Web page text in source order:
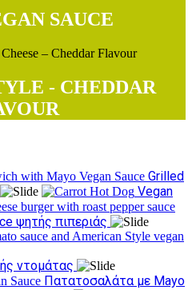
SAUCE
- CHEDDAR
Grilled
Vegan
ψητής πιπεριάς
ντομάτας
Πατατοσαλάτα με Mayo